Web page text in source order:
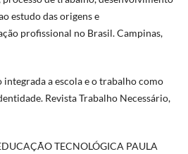
estudo das origens e
profissional no Brasil. Campinas,
a escola e o trabalho como
Revista Trabalho Necessário,
TECNOLÓGICA PAULA